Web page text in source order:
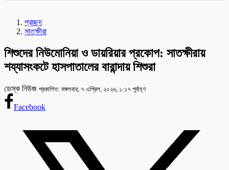
প্রচ্ছদ
সাতক্ষীরা
শিশুদের নিউমোনিয়া ও ডায়রিয়ার প্রকোপ: সাতক্ষীরায়
শয্যাসংকটে হাসপাতালের বারান্দায় শিশুরা
ডেস্ক নিউজ প্রকাশিত: মঙ্গলবার, ৭ এপ্রিল, ২০২৬, ১:১৭ পূর্বাহ্ণ
Facebook